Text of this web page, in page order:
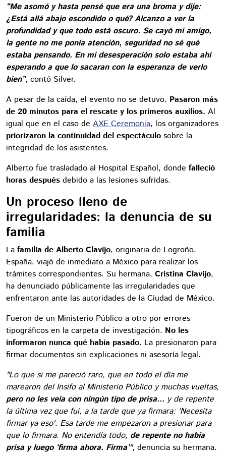
“Me asomó y hasta pensé que era una broma y dije:
¿Está allá abajo escondido o qué? Alcanzo a ver la
profundidad y que todo está oscuro. Se cayó mi amigo,
la gente no me ponía atención, seguridad no sé qué
estaba pensando. En mi desesperación solo estaba ahí
esperando a que lo sacaran con la esperanza de verlo
bien”, contó Silver.
A pesar de la caída, el evento no se detuvo. Pasaron más
de 20 minutos para el rescate y los primeros auxilios. Al
igual que en el caso de AXE Ceremonia, los organizadores
priorizaron la continuidad del espectáculo sobre la
integridad de los asistentes.
Alberto fue trasladado al Hospital Español, donde falleció
horas después debido a las lesiones sufridas.
Un proceso lleno de
irregularidades: la denuncia de su
familia
La familia de Alberto Clavijo, originaria de Logroño,
España, viajó de inmediato a México para realizar los
trámites correspondientes. Su hermana, Cristina Clavijo,
ha denunciado públicamente las irregularidades que
enfrentaron ante las autoridades de la Ciudad de México.
Fueron de un Ministerio Público a otro por errores
tipográficos en la carpeta de investigación. No les
informaron nunca qué había pasado. La presionaron para
firmar documentos sin explicaciones ni asesoría legal.
"Lo que si me pareció raro, que en todo el día me
marearon del Insifo al Ministerio Público y muchas vueltas,
pero no les veía con ningún tipo de prisa... y de repente
la última vez que fui, a la tarde que ya firmara: ‘Necesita
firmar ya eso'. Esa tarde me empezaron a presionar para
que lo firmara. No entendía todo, de repente no había
prisa y luego ‘firma ahora. Firma’", denuncia su hermana.